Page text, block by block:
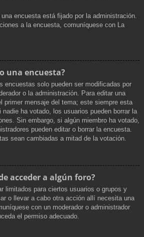
encuesta está fijado por la administración.
a la encuesta, comuníquese con La
una encuesta?
encuestas solo pueden ser modificadas por
o la administración. Para editar una
primer mensaje del tema; este siempre esta
ha votado, los usuarios pueden borrar la
Sin embargo, si algún miembro ha votado,
pueden editar o borrar la encuesta.
sean cambiadas a mitad de la votación.
acceder a algún foro?
limitados para ciertos usuarios o grupos y
o llevar a cabo otra acción allí necesita una
con un moderador o administrador
el permiso adecuado.